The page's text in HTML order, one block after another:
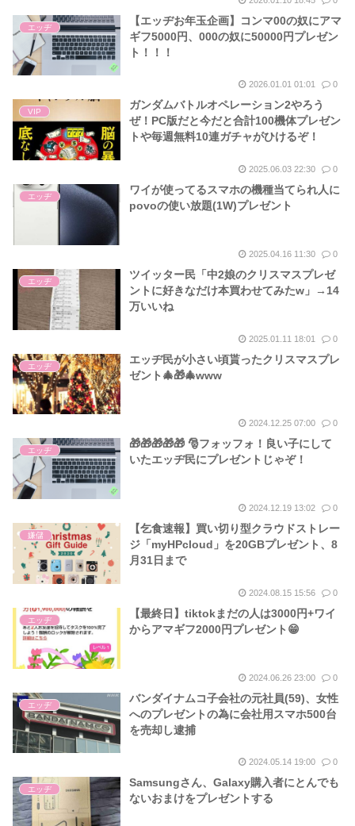
エッヂ
【エッヂお年玉企画】コンマ00の奴にアマ
ギフ5000円、000の奴に50000円プレゼン
ト！！！
2026.01.01 01:01 0
VIP
ガンダムバトルオペレーション2やろう
ぜ！PC版だと今だと合計100機体プレゼン
トや毎週無料10連ガチャがひけるぞ！
2025.06.03 22:30 0
エッヂ
ワイが使ってるスマホの機種当てられ人に
povoの使い放題(1W)プレゼント
2025.04.16 11:30 0
エッヂ
ツイッター民「中2娘のクリスマスプレゼ
ントに好きなだけ本買わせてみたw」→14
万いいね
2025.01.11 18:01 0
エッヂ
エッヂ民が小さい頃貰ったクリスマスプレ
ゼント🎄🎁🎄www
2024.12.25 07:00 0
エッヂ
🎁🎁🎁🎁🎁 🎅フォッフォ！良い子にして
いたエッヂ民にプレゼントじゃぞ！
2024.12.19 13:02 0
嫌儲
【乞食速報】買い切り型クラウドストレー
ジ「myHPcloud」を20GBプレゼント、8
月31日まで
2024.08.15 15:56 0
エッヂ
【最終日】tiktokまだの人は3000円+ワイ
からアマギフ2000円プレゼント😁
2024.06.26 23:00 0
エッヂ
バンダイナムコ子会社の元社員(59)、女性
へのプレゼントの為に会社用スマホ500台
を売却し逮捕
2024.05.14 19:00 0
エッヂ
Samsungさん、Galaxy購入者にとんでも
ないおまけをプレゼントする